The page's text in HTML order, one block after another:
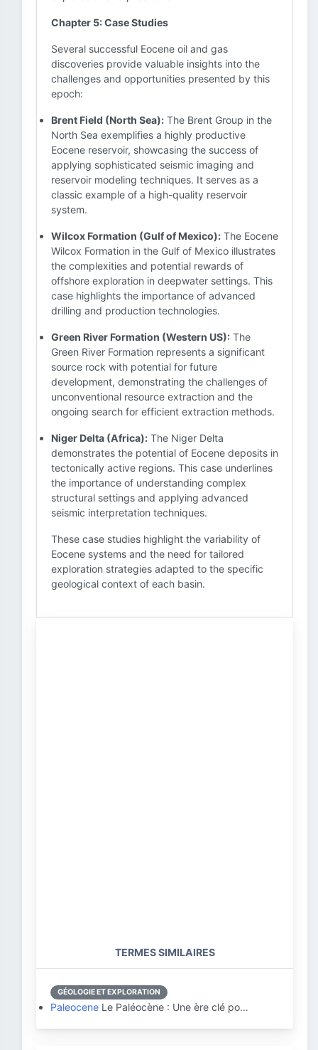
Chapter 5: Case Studies
Several successful Eocene oil and gas
discoveries provide valuable insights into the
challenges and opportunities presented by this
epoch:
Brent Field (North Sea): The Brent Group in the
North Sea exemplifies a highly productive
Eocene reservoir, showcasing the success of
applying sophisticated seismic imaging and
reservoir modeling techniques. It serves as a
classic example of a high-quality reservoir
system.
Wilcox Formation (Gulf of Mexico): The Eocene
Wilcox Formation in the Gulf of Mexico illustrates
the complexities and potential rewards of
offshore exploration in deepwater settings. This
case highlights the importance of advanced
drilling and production technologies.
Green River Formation (Western US): The
Green River Formation represents a significant
source rock with potential for future
development, demonstrating the challenges of
unconventional resource extraction and the
ongoing search for efficient extraction methods.
Niger Delta (Africa): The Niger Delta
demonstrates the potential of Eocene deposits in
tectonically active regions. This case underlines
the importance of understanding complex
structural settings and applying advanced
seismic interpretation techniques.
These case studies highlight the variability of
Eocene systems and the need for tailored
exploration strategies adapted to the specific
geological context of each basin.
TERMES SIMILAIRES
GÉOLOGIE ET EXPLORATION
Paleocene Le Paléocène : Une ère clé po…